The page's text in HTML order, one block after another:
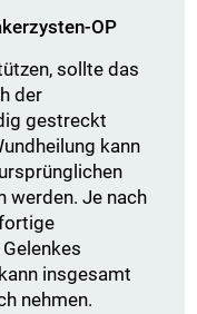
OP
sollte das
der
gestreckt
kann
werden. Je nach
insgesamt
nehmen.